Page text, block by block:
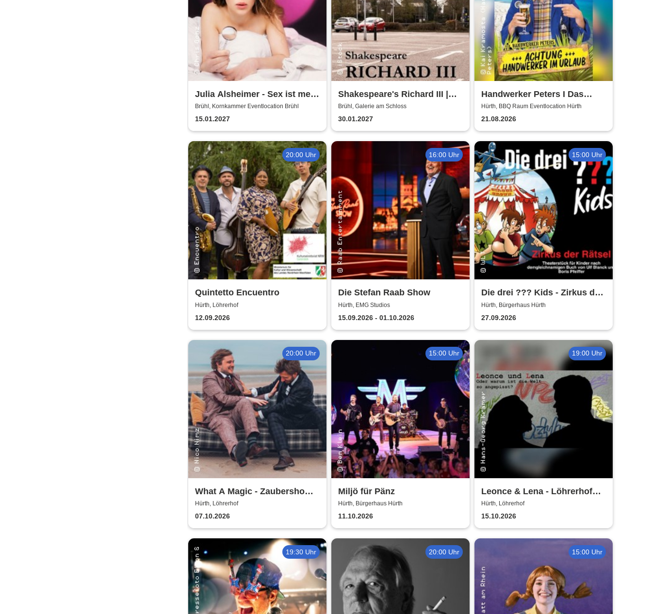
Julia Alsheimer - Sex ist mehr
als nur 'ne Nummer
Brühl, Kornkammer Eventlocation Brühl
15.01.2027
Shakespeare's Richard III |
Galerie am Schloss Brühl
Brühl, Galerie am Schloss
30.01.2027
Handwerker Peters I Das
Sommer Event | Achtung -
Handwerker im UrlaubOpen
Air
Hürth, BBQ Raum Eventlocation Hürth
21.08.2026
20:00 Uhr
Quintetto Encuentro
Hürth, Löhrerhof
12.09.2026
16:00 Uhr
Die Stefan Raab Show
Hürth, EMG Studios
15.09.2026 - 01.10.2026
15:00 Uhr
Die drei ??? Kids - Zirkus der
Rätsel | Bürgerhaus Hürth
Hürth, Bürgerhaus Hürth
27.09.2026
20:00 Uhr
What A Magic - Zaubershow
mit Toby Rudolph und Nico
Nimz
Hürth, Löhrerhof
07.10.2026
15:00 Uhr
Miljö für Pänz
Hürth, Bürgerhaus Hürth
11.10.2026
19:00 Uhr
Leonce & Lena - Löhrerhof
Hürth
Hürth, Löhrerhof
15.10.2026
19:30 Uhr 20:00 Uhr 15:00 Uhr